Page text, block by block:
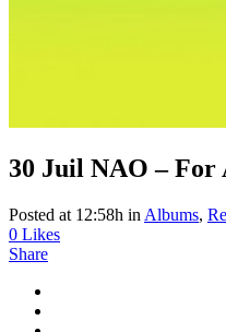
30 Juil NAO – For
Posted at 12:58h in Albums,
0 Likes
Share